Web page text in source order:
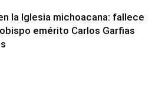
la Iglesia michoacana: fallece
emérito Carlos Garfias